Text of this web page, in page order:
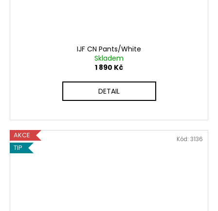
IJF CN Pants/White
Skladem
1 890 Kč
DETAIL
AKCE
TIP
Kód: 3136